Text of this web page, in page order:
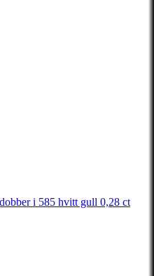
i 585 hvitt gull 0,28 ct